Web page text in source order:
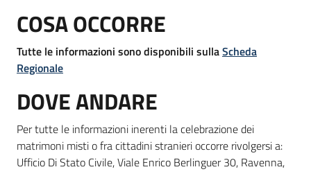
Newsletter
COSA OCCORRE
Tutte le informazioni sono disponibili sullaScheda
Regionale
DOVE ANDARE
Per tutte le informazioni inerenti la celebrazione dei
matrimoni misti o fra cittadini stranieri occorre rivolgersi a:
Ufficio Di Stato Civile, Viale Enrico Berlinguer 30, Ravenna,